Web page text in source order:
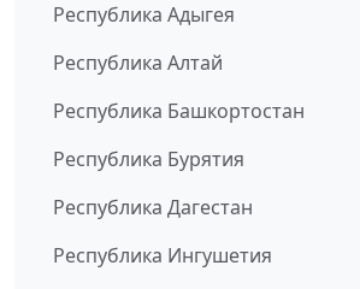
Республика Адыгея
Республика Алтай
Республика Башкортостан
Республика Бурятия
Республика Дагестан
Республика Ингушетия